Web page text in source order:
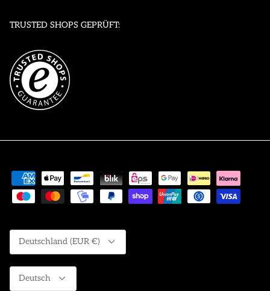
TRUSTED SHOPS GEPRÜFT:
Währung
Deutschland (EUR €)
Sprache
Deutsch